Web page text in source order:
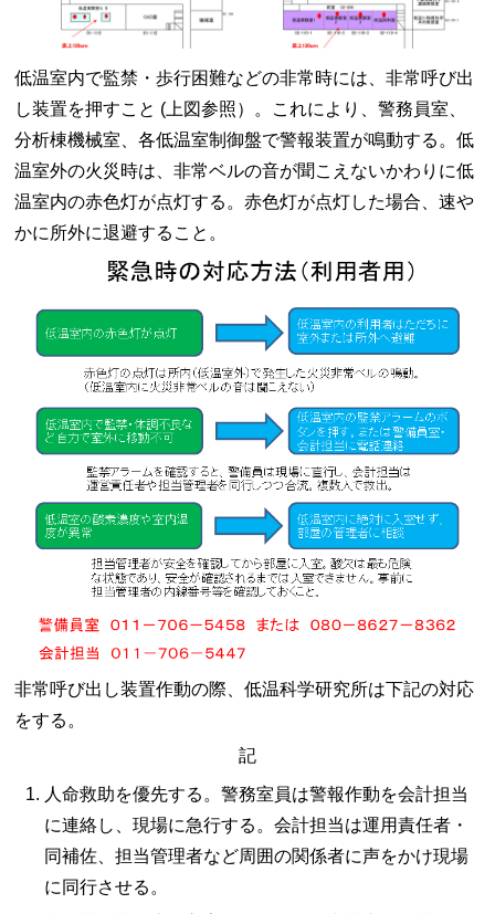
低温室内で監禁・歩行困難などの非常時には、非常呼び出
し装置を押すこと (上図参照）。これにより、警務員室、
分析棟機械室、各低温室制御盤で警報装置が鳴動する。低
温室外の火災時は、非常ベルの音が聞こえないかわりに低
温室内の赤色灯が点灯する。赤色灯が点灯した場合、速や
かに所外に退避すること。
非常呼び出し装置作動の際、低温科学研究所は下記の対応
をする。
記
人命救助を優先する。警務室員は警報作動を会計担当
に連絡し、現場に急行する。会計担当は運用責任者・
同補佐、担当管理者など周囲の関係者に声をかけ現場
に同行させる。